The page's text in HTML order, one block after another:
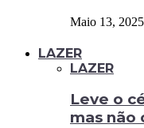
Maio 13, 2025
LAZER
LAZER
Leve o
mas não